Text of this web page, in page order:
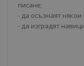
писане;
- да осъзнаят някои
- да изградят